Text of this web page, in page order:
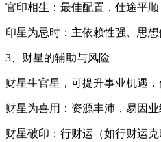
官印相生：最佳配置，仕途平
印星为忌时：主依赖性强、思想
3、财星的辅助与风险
财星生官星，可提升事业机遇，
财星为喜用：资源丰沛，易因
财星破印：行财运（如行财运